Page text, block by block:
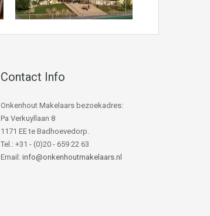
Contact Info
Onkenhout Makelaars bezoekadres:
Pa Verkuyllaan 8
1171 EE te Badhoevedorp.
Tel.: +31 - (0)20 - 659 22 63
Email: info@onkenhoutmakelaars.nl